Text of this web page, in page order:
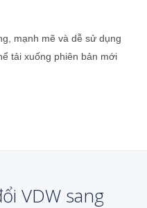
mạnh mẽ và dễ sử dụng
tải xuống phiên bản mới
VDW sang